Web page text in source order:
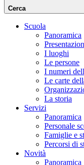
Cerca
Scuola
Panoramica
I luoghi
Le persone
I numeri
Le carte
La storia
Servizi
Panoramica
Personale
Famiglie e
Percorsi di
Novità
Panoramica